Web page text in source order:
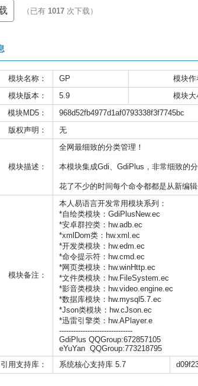
（已有 1017 次下载）
模块名称： GP 模块作
模块版本：
5.9 模块大
模块MD5：
968d52fb4977d1af0793338f3f7745bc
版权声明：
无
模块描述：
全网最细致的分类管理！
本模块集成Gdi、GdiPlus，非常细致的
花了不少的时间每个命令都都是从新编辑
模块备注：
本人易语言开发常用模块系列：
*自绘类模块：GdiPlusNew.ec
*安卓群控类：hw.adb.ec
*xmlDom类：hw.xml.ec
*开发类模块：hw.edm.ec
*命令提示符：hw.cmd.ec
*网页类模块：hw.winHttp.ec
*文件类模块：hw.FileSystem.ec
*影音类模块：hw.video.engine.ec
*数据库模块：hw.mysql5.7.ec
*Json类模块：hw.cJson.ec
*迅雷引擎类：hw.APlayer.e
-------------------------------
GdiPlus QQGroup:672857105
eYuYan
引用支持库：
系统核心支持库 5.7